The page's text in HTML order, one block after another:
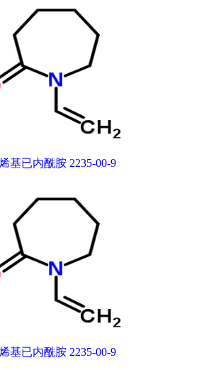
基已内酰胺 2235-00-9
基已内酰胺 2235-00-9